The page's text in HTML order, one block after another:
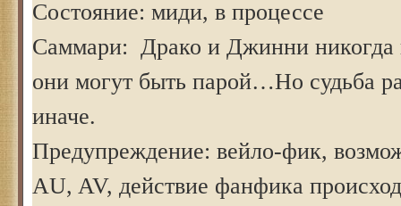
Состояние: миди, в процессе
Саммари: Драко и Джинни никогда
они могут быть парой…Но судьба
иначе.
Предупреждение: вейло-фик,
AU, AV, действие фанфика